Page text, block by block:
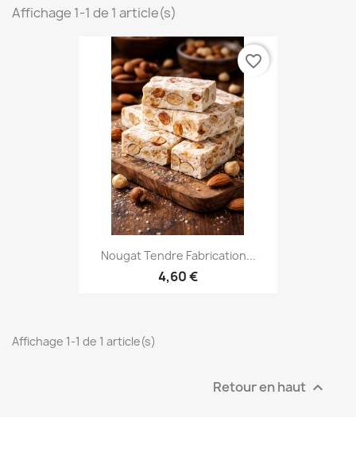
Affichage 1-1 de 1 article(s)
Nougat Tendre Fabrication...
4,60 €
favorite_border
Affichage 1-1 de 1 article(s)
Retour en haut 